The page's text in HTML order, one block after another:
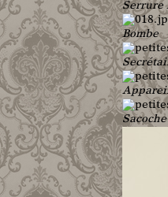
Serrure
Bombe